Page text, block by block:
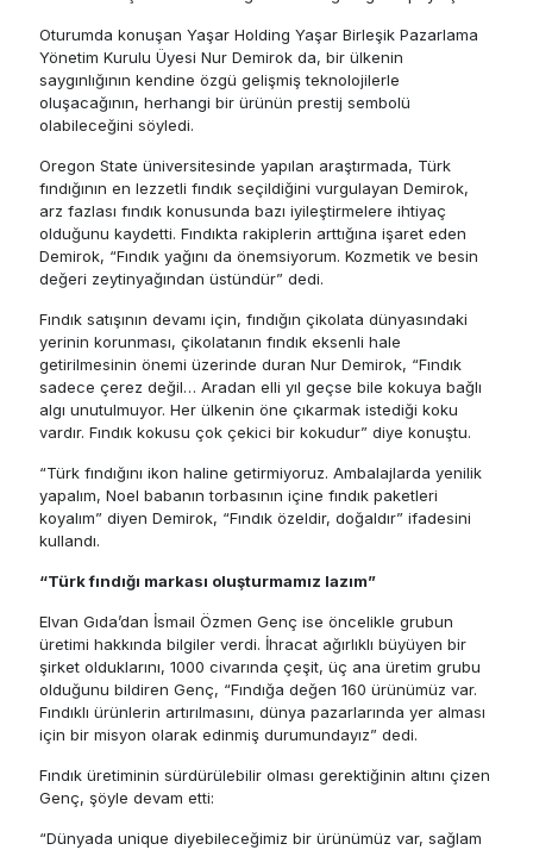
Oturumda konuşan Yaşar Holding Yaşar Birleşik Pazarlama
Yönetim Kurulu Üyesi Nur Demirok da, bir ülkenin
saygınlığının kendine özgü gelişmiş teknolojilerle
oluşacağının, herhangi bir ürünün prestij sembolü
olabileceğini söyledi.
Oregon State üniversitesinde yapılan araştırmada, Türk
fındığının en lezzetli fındık seçildiğini vurgulayan Demirok,
arz fazlası fındık konusunda bazı iyileştirmelere ihtiyaç
olduğunu kaydetti. Fındıkta rakiplerin arttığına işaret eden
Demirok, “Fındık yağını da önemsiyorum. Kozmetik ve besin
değeri zeytinyağından üstündür” dedi.
Fındık satışının devamı için, fındığın çikolata dünyasındaki
yerinin korunması, çikolatanın fındık eksenli hale
getirilmesinin önemi üzerinde duran Nur Demirok, “Fındık
sadece çerez değil… Aradan elli yıl geçse bile kokuya bağlı
algı unutulmuyor. Her ülkenin öne çıkarmak istediği koku
vardır. Fındık kokusu çok çekici bir kokudur” diye konuştu.
“Türk fındığını ikon haline getirmiyoruz. Ambalajlarda yenilik
yapalım, Noel babanın torbasının içine fındık paketleri
koyalım” diyen Demirok, “Fındık özeldir, doğaldır” ifadesini
kullandı.
“Türk fındığı markası oluşturmamız lazım”
Elvan Gıda’dan İsmail Özmen Genç ise öncelikle grubun
üretimi hakkında bilgiler verdi. İhracat ağırlıklı büyüyen bir
şirket olduklarını, 1000 civarında çeşit, üç ana üretim grubu
olduğunu bildiren Genç, “Fındığa değen 160 ürünümüz var.
Fındıklı ürünlerin artırılmasını, dünya pazarlarında yer alması
için bir misyon olarak edinmiş durumundayız” dedi.
Fındık üretiminin sürdürülebilir olması gerektiğinin altını çizen
Genç, şöyle devam etti:
“Dünyada unique diyebileceğimiz bir ürünümüz var, sağlam